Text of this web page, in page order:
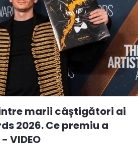
marii câștigători ai
2026. Ce premiu a
VIDEO